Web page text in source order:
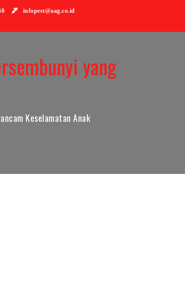
infopest@aag.co.id
yang
Keselamatan Anak